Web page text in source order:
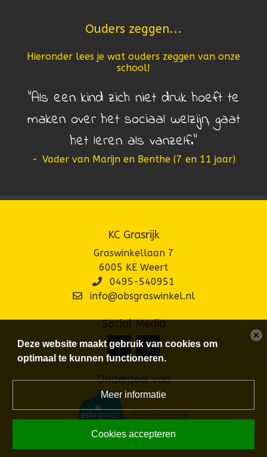
Ouders zeggen...
Hieronder lees je wat ouders zeggen van onze
school!
Als een kind zich niet druk hoeft te
maken over het sociaal welzijn, gaat
het leren als vanzelf.
- Vader van Marijn en Benthe (7 en 11 jaar)
KC Grasrijk
Graswinkellaan 7
6005 KE Weert
0495-540951
info@obsgraswinkel.nl
Social Media
Onderdeel van
Deze website maakt gebruik van cookies om
optimaal te kunnen functioneren.
Meer informatie
Cookies accepteren